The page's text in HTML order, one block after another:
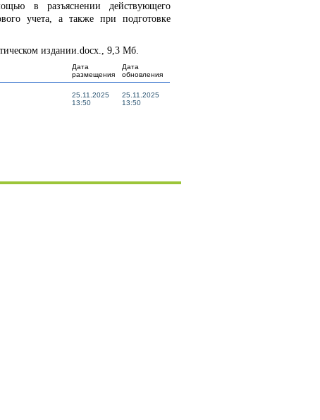
в разъяснении действующего
учета, а также при подготовке
издании.docx., 9,3 Мб.
Дата
размещения
Дата
обновления
25.11.2025
13:50
25.11.2025
13:50